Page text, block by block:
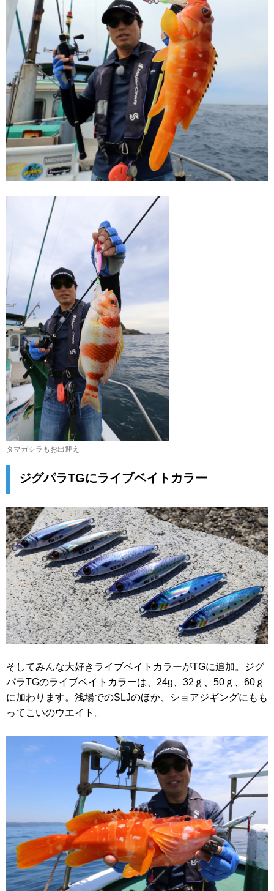
タマガシラもお出迎え
ジグパラTGにライブベイトカラー
そしてみんな大好きライブベイトカラーがTGに追加。ジグ
パラTGのライブベイトカラーは、24g、32ｇ、50ｇ、60ｇ
に加わります。浅場でのSLJのほか、ショアジギングにもも
ってこいのウエイト。